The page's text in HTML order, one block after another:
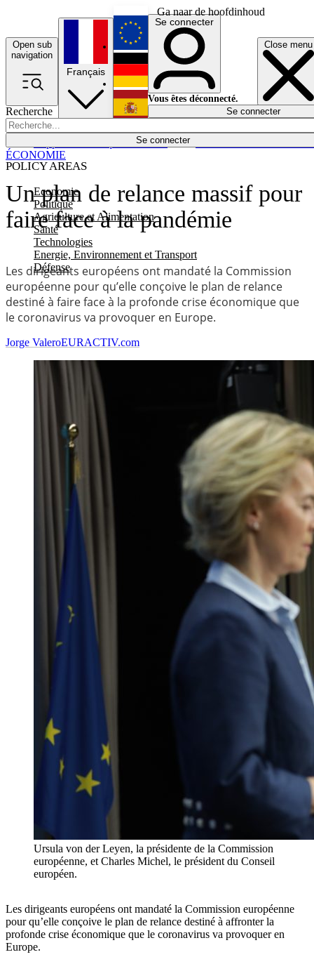
Ga naar de hoofdinhoud
Open sub
navigation
Close menu
Recherche
Se connecter
POLICY AREAS
Economie
Politique
Agriculture et Alimentation
Santé
Technologies
Energie, Environnement et Transport
Défense
Économie
Français
English
Deutsch
Español
Se connecter
Vous êtes déconnecté.
Se connecter
Un plan de relance massif pour
faire face à la pandémie
Les dirigeants européens ont mandaté la Commission
européenne pour qu’elle conçoive le plan de relance
destiné à faire face à la profonde crise économique que
le coronavirus va provoquer en Europe.
ÉCONOMIE
Jorge ValeroEURACTIV.com
Ursula von der Leyen, la présidente de la Commission
européenne, et Charles Michel, le président du Conseil
européen.
Les dirigeants européens ont mandaté la Commission européenne
pour qu’elle conçoive le plan de relance destiné à affronter la
profonde crise économique que le coronavirus va provoquer en
Europe.